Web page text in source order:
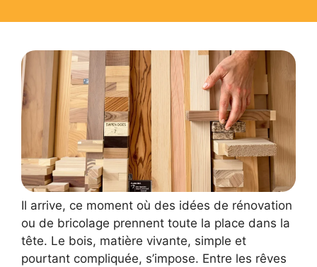
Il arrive, ce moment où des idées de rénovation
ou de bricolage prennent toute la place dans la
tête. Le bois, matière vivante, simple et
pourtant compliquée, s’impose. Entre les rêves